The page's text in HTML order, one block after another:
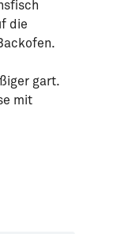
Knusprig
die
gart.
mit